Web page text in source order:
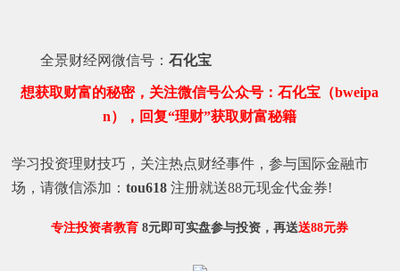
全景财经网微信号：石化宝
想获取财富的秘密，关注微信号公众号：石化宝（bweipa
n），回复“理财”获取财富秘籍
学习投资理财技巧，关注热点财经事件，参与国际金融市
场，请微信添加：tou618 注册就送88元现金代金券!
专注投资者教育 8元即可实盘参与投资，再送送88元券